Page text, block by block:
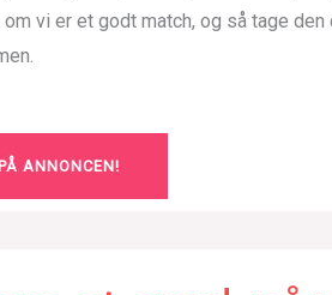
vi er et godt match, og så tage
ANNONCEN!